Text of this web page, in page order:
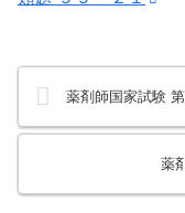
薬剤師国家試験
薬